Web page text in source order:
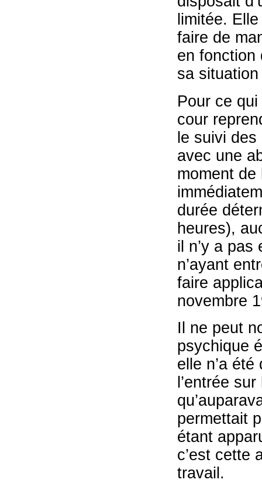
limitée.
faire de
en fonction
sa
Pour ce
cour
le suivi
avec une
moment de
durée
heures),
il n’y a pas
n’ayant
faire
novembre
Il ne peut
psychique
elle n’a
l’entrée
permettait
étant
c’est cette
travail.